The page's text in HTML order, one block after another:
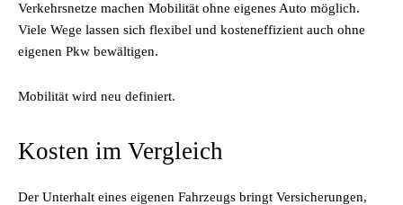
Verkehrsnetze machen Mobilität ohne eigenes Auto möglich.
Viele Wege lassen sich flexibel und kosteneffizient auch ohne
eigenen Pkw bewältigen.
Mobilität wird neu definiert.
Kosten im Vergleich
Der Unterhalt eines eigenen Fahrzeugs bringt Versicherungen,